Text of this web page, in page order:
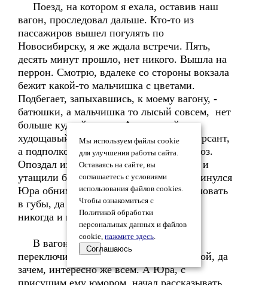
Поезд, на котором я ехала, оставив наш
вагон, проследовал дальше. Кто-то из
пассажиров вышел погулять по
Новосибирску, я же ждала встречи. Пять,
десять минут прошло, нет никого. Вышла на
перрон. Смотрю, вдалеке со стороны вокзала
бежит какой-то мальчишка с цветами.
Подбегает, запыхавшись, к моему вагону, -
батюшки, а мальчишка то лысый совсем, нет
больше кудрей русых. А сам такой же
худощавый, как и раньше, только не курсант,
а подполковник-пенсионер с букетом роз.
Опоздал из-за пробок. Ещё пара минут и
утащили бы вагон на запасные пути. Кинулся
Юра обнимать меня и попытался поцеловать
в губы, да я увернулась. Не целовались
никогда и нечего начинать.
В вагоне тут же все пассажиры
переключили внимание на нас. Кто такой, да
зачем, интересно же всем. А Юра, с
присущим ему юмором, начал рассказывать,
Мы используем файлы cookie
для улучшения работы сайта.
Оставаясь на сайте, вы
соглашаетесь с условиями
использования файлов cookies.
Чтобы ознакомиться с
Политикой обработки
персональных данных и файлов
cookie, нажмите здесь.
Соглашаюсь